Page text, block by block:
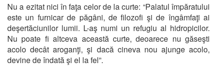
Nu a ezitat nici în faţa celor de la curte: “Palatul împăratului
este un furnicar de păgâni, de filozofi şi de îngâmfaţi ai
deşertăciunilor lumii. L-aş numi un refugiu al hidropicilor.
Nu poate fi altceva această curte, deoarece nu găseşti
acolo decât aroganţi, şi dacă cineva nou ajunge acolo,
devine de îndată şi el la fel”.